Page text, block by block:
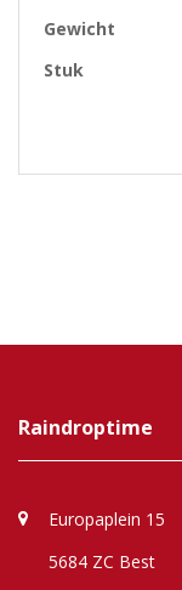
Gewicht
Stuk
Raindroptime
Europaplein 15
5684 ZC Best